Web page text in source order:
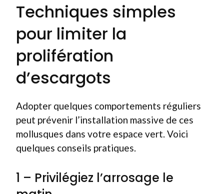
Techniques simples
pour limiter la
prolifération
d’escargots
Adopter quelques comportements réguliers
peut prévenir l’installation massive de ces
mollusques dans votre espace vert. Voici
quelques conseils pratiques.
1 – Privilégiez l’arrosage le